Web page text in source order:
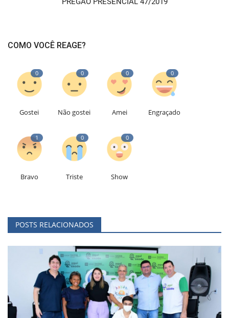
COMO VOCÊ REAGE?
0
Gostei
0
Não gostei
0
Amei
0
Engraçado
1
Bravo
0
Triste
0
Show
POSTS RELACIONADOS